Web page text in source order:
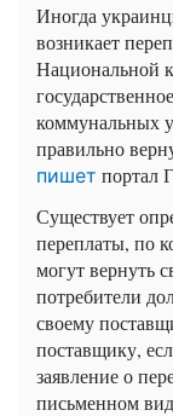
Иногда
возникает
Национальной
коммунальных
правильно
пишет портал
Существует
переплаты, по
могут вернуть
потребители
своему
поставщику,
заявление о
письменном